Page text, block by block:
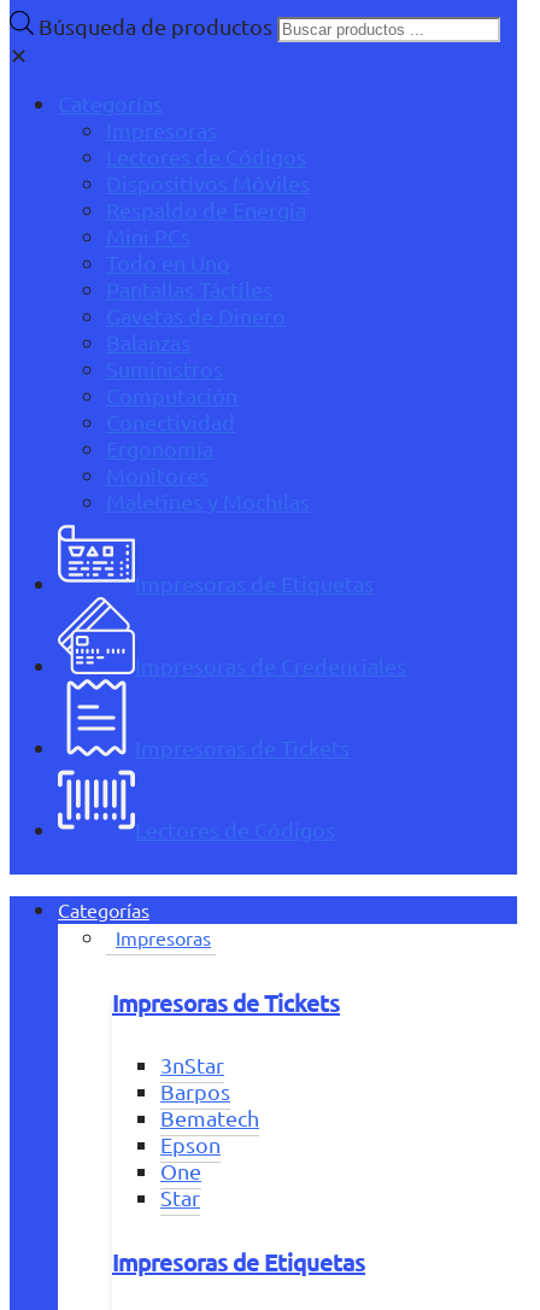
Búsqueda de productos
✕
Categorías
Impresoras
Lectores de Códigos
Dispositivos Móviles
Respaldo de Energía
Mini PCs
Todo en Uno
Pantallas Táctiles
Gavetas de Dinero
Balanzas
Suministros
Computación
Conectividad
Ergonomía
Monitores
Maletines y Mochilas
Impresoras de Etiquetas
Impresoras de Credenciales
Impresoras de Tickets
Lectores de Códigos
Categorías
Impresoras
Impresoras de Tickets
3nStar
Barpos
Bematech
Epson
One
Star
Impresoras de Etiquetas